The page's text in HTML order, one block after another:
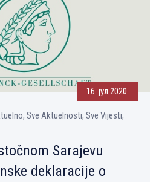
16. јул 2020.
Sve Aktuelnosti, Sve Vijesti,
Sarajevu
deklaracije o